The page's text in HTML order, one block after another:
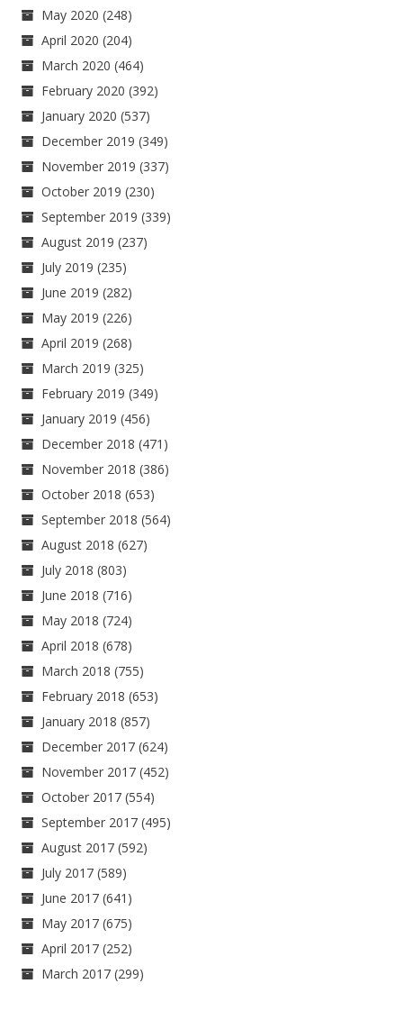
May 2020 (248)
April 2020 (204)
March 2020 (464)
February 2020 (392)
January 2020 (537)
December 2019 (349)
November 2019 (337)
October 2019 (230)
September 2019 (339)
August 2019 (237)
July 2019 (235)
June 2019 (282)
May 2019 (226)
April 2019 (268)
March 2019 (325)
February 2019 (349)
January 2019 (456)
December 2018 (471)
November 2018 (386)
October 2018 (653)
September 2018 (564)
August 2018 (627)
July 2018 (803)
June 2018 (716)
May 2018 (724)
April 2018 (678)
March 2018 (755)
February 2018 (653)
January 2018 (857)
December 2017 (624)
November 2017 (452)
October 2017 (554)
September 2017 (495)
August 2017 (592)
July 2017 (589)
June 2017 (641)
May 2017 (675)
April 2017 (252)
March 2017 (299)